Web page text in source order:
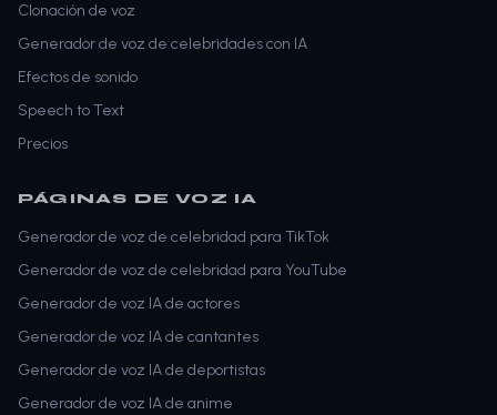
Clonación de voz
Generador de voz de celebridades con IA
Efectos de sonido
Speech to Text
Precios
PÁGINAS DE VOZ IA
Generador de voz de celebridad para TikTok
Generador de voz de celebridad para YouTube
Generador de voz IA de actores
Generador de voz IA de cantantes
Generador de voz IA de deportistas
Generador de voz IA de anime